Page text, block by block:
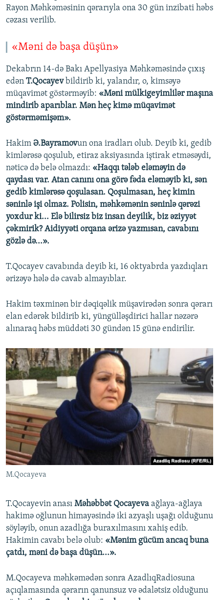
Rayon Məhkəməsinin qərarıyla ona 30 gün inzibati həbs
cəzası verilib.
«Məni də başa düşün»
Dekabrın 14-də Bakı Apellyasiya Məhkəməsində çıxış
edən T.Qocayev bildirib ki, yalandır, o, kimsəyə
müqavimət göstərməyib: «Məni mülkigeyimlilər maşına
mindirib aparıblar. Mən heç kimə müqavimət
göstərməmişəm».
Hakim Ə.Bayramovun ona iradları olub. Deyib ki, gedib
kimlərəsə qoşulub, etiraz aksiyasında iştirak etməsəydi,
nəticə də belə olmazdı: «Haqqı tələb eləməyin də
qaydası var. Atan canını ona görə fəda eləməyib ki, sən
gedib kimlərəsə qoşulasan. Qoşulmasan, heç kimin
səninlə işi olmaz. Polisin, məhkəmənin səninlə qərəzi
yoxdur ki... Elə bilirsiz biz insan deyilik, biz əziyyət
çəkmirik? Aidiyyəti orqana ərizə yazmısan, cavabını
gözlə də...».
T.Qocayev cavabında deyib ki, 16 oktyabrda yazdıqları
ərizəyə hələ də cavab almayıblar.
Hakim təxminən bir dəqiqəlik müşavirədən sonra qərarı
elan edərək bildirib ki, yüngülləşdirici hallar nəzərə
alınaraq həbs müddəti 30 gündən 15 günə endirilir.
M.Qocayeva
T.Qocayevin anası Məhəbbət Qocayeva ağlaya-ağlaya
hakimə oğlunun himayəsində iki azyaşlı uşağı olduğunu
söyləyib, onun azadlığa buraxılmasını xahiş edib.
Hakimin cavabı belə olub: «Mənim gücüm ancaq buna
çatdı, məni də başa düşün...».
M.Qocayeva məhkəmədən sonra AzadlıqRadiosuna
açıqlamasında qərarın qanunsuz və ədalətsiz olduğunu